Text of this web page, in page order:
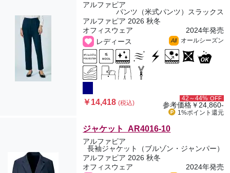
アルファピア
パンツ（米式パンツ）スラックス
アルファピア 2026 秋冬
オフィスウェア
2024年発売
レディース
All オールシーズン
￥14,418(税込)
42～44% OFF
参考価格￥24,860-
1%ポイント 還元
ジャケット AR4016-10
アルファピア
長袖ジャケット（ブルゾン・ジャンパー）
アルファピア 2026 秋冬
オフィスウェア
2024年発売